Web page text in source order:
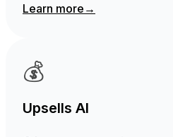
Learn more →
💰
Upsells AI